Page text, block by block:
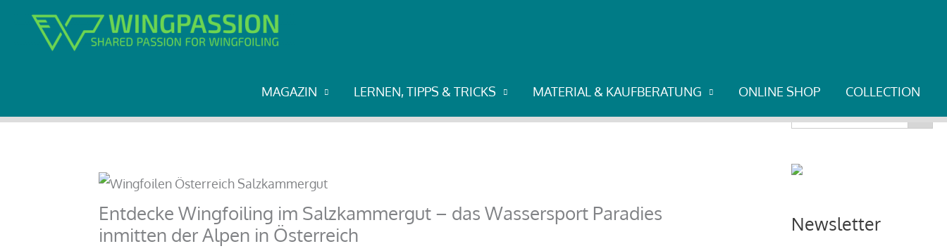
MAGAZIN LERNEN, TIPPS & TRICKS MATERIAL & KAUFBERATUNG ONLINE SHOP COLLECTION
Start Spotfinder & Travel Entdecke Wingfoiling im Salzkammergut – das Wassersport Paradies inmitten der Alpen in Österreich
Entdecke Wingfoiling im Salzkammergut – das Wassersport Paradies
inmitten der Alpen in Österreich
for:
Newsletter